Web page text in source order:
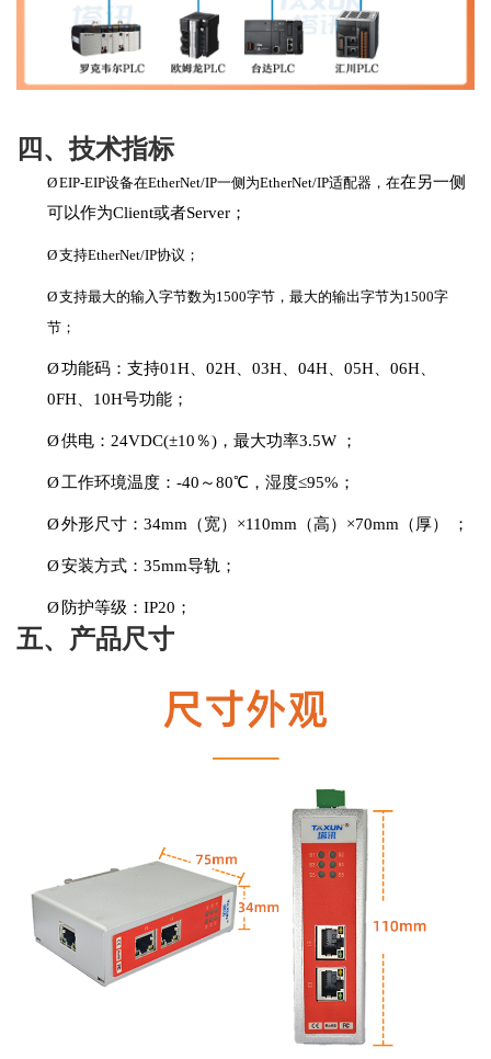
四、技术指标
ØEIP-EIP设备在EtherNet/IP一侧为EtherNet/IP适配器，在在另一侧
可以作为Client或者Server；
Ø支持EtherNet/IP协议；
Ø支持最大的输入字节数为1500字节，最大的输出字节为1500字
节；
Ø功能码：支持01H 02H 03H 04H 05H 06H
0FH
10H号功能；
Ø供电： 24VDC(±10 ％) ，最大功率3.5W ；
Ø工作环境温度： -40～80℃，湿度≤95% ；
Ø外形尺寸： 34mm （宽） ×110mm （高） ×70mm （厚） ；
Ø安装方式： 35mm导轨；
Ø 防护等级： IP20 ；
五、产品尺寸